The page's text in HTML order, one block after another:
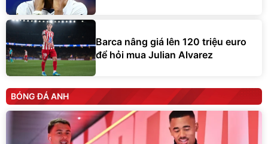
Barca nâng giá lên 120 triệu euro
để hỏi mua Julian Alvarez
BÓNG ĐÁ ANH